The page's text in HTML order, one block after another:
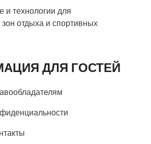
и технологии для
зон отдыха и спортивных
ДЛЯ ГОСТЕЙ